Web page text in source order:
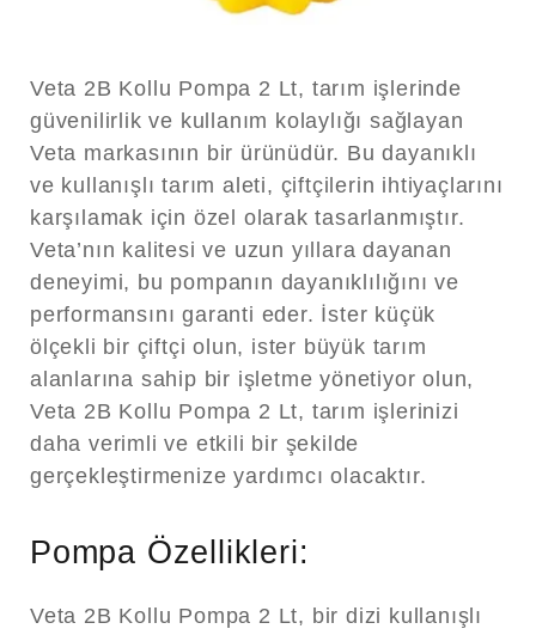
Veta 2B Kollu Pompa 2 Lt, tarım işlerinde
güvenilirlik ve kullanım kolaylığı sağlayan
Veta markasının bir ürünüdür. Bu dayanıklı
ve kullanışlı tarım aleti, çiftçilerin ihtiyaçlarını
karşılamak için özel olarak tasarlanmıştır.
Veta’nın kalitesi ve uzun yıllara dayanan
deneyimi, bu pompanın dayanıklılığını ve
performansını garanti eder. İster küçük
ölçekli bir çiftçi olun, ister büyük tarım
alanlarına sahip bir işletme yönetiyor olun,
Veta 2B Kollu Pompa 2 Lt, tarım işlerinizi
daha verimli ve etkili bir şekilde
gerçekleştirmenize yardımcı olacaktır.
Pompa Özellikleri:
Veta 2B Kollu Pompa 2 Lt, bir dizi kullanışlı